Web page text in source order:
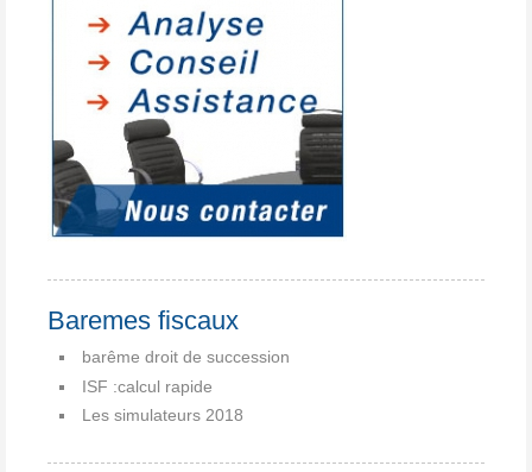
Baremes fiscaux
barême droit de succession
ISF :calcul rapide
Les simulateurs 2018